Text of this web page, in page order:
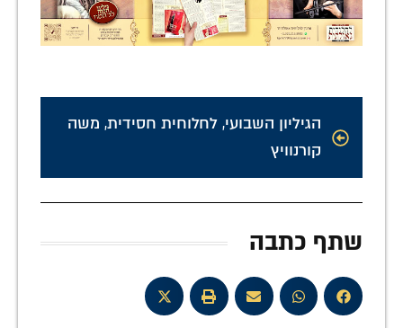
הגיליון השבועי, לחלוחית חסידית, משה
קורנוויץ
שתף כתבה